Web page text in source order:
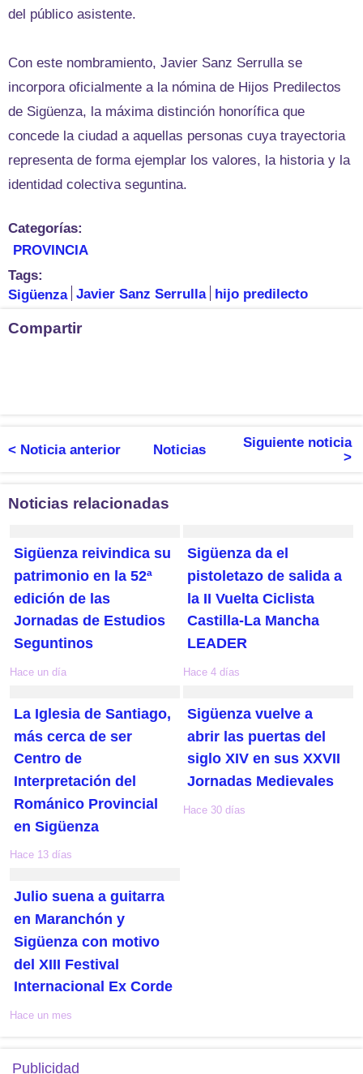
del público asistente.
Con este nombramiento, Javier Sanz Serrulla se
incorpora oficialmente a la nómina de Hijos Predilectos
de Sigüenza, la máxima distinción honorífica que
concede la ciudad a aquellas personas cuya trayectoria
representa de forma ejemplar los valores, la historia y la
identidad colectiva seguntina.
Categorías:
PROVINCIA
Tags:
Sigüenza Javier Sanz Serrulla hijo predilecto
Compartir
< Noticia anterior Noticias
Siguiente noticia
>
Noticias relacionadas
Sigüenza reivindica su
patrimonio en la 52ª
edición de las
Jornadas de Estudios
Seguntinos
Hace un día
Sigüenza da el
pistoletazo de salida a
la II Vuelta Ciclista
Castilla-La Mancha
LEADER
Hace 4 días
La Iglesia de Santiago,
más cerca de ser
Centro de
Interpretación del
Románico Provincial
en Sigüenza
Hace 13 días
Sigüenza vuelve a
abrir las puertas del
siglo XIV en sus XXVII
Jornadas Medievales
Hace 30 días
Julio suena a guitarra
en Maranchón y
Sigüenza con motivo
del XIII Festival
Internacional Ex Corde
Hace un mes
Publicidad